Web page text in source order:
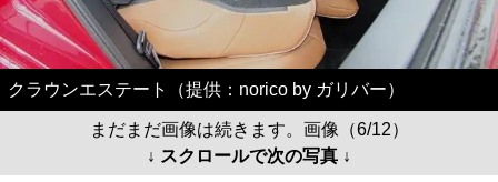
クラウンエステート（提供：norico by ガリバー）
まだまだ画像は続きます。画像（6/12）
↓ スクロールで次の写真 ↓